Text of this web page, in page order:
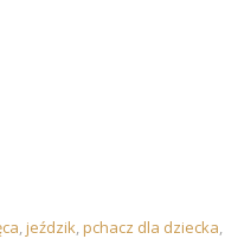
,jeździk,pchacz dla dziecka,